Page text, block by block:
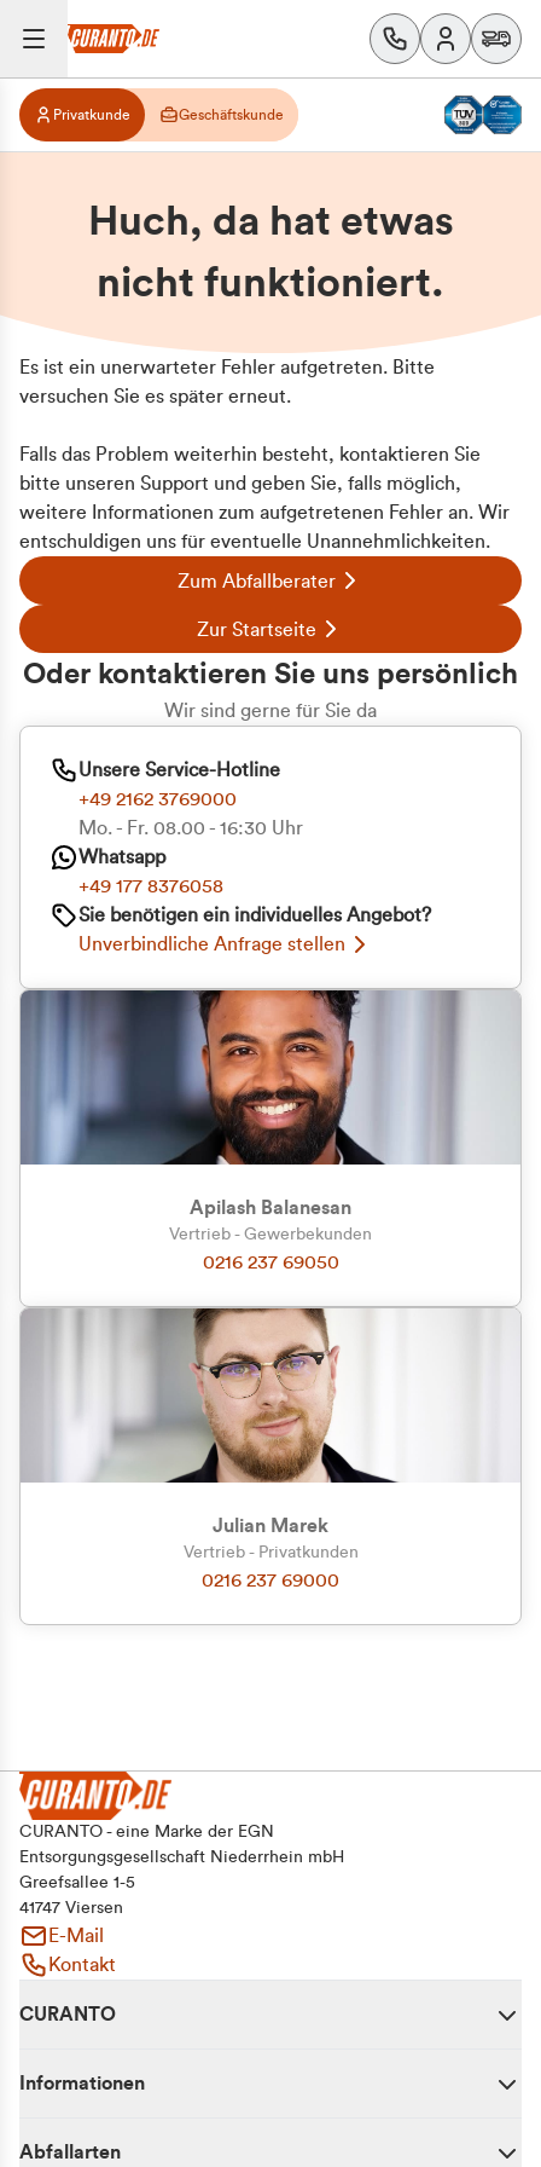
Privatkunde Geschäftskunde
Huch, da hat etwas
nicht funktioniert.
Es ist ein unerwarteter Fehler aufgetreten. Bitte
versuchen Sie es später erneut.
Falls das Problem weiterhin besteht, kontaktieren Sie
bitte unseren Support und geben Sie, falls möglich,
weitere Informationen zum aufgetretenen Fehler an. Wir
entschuldigen uns für eventuelle Unannehmlichkeiten.
Zum Abfallberater
Zur Startseite
Oder kontaktieren Sie uns persönlich
Wir sind gerne für Sie da
Unsere Service-Hotline
+49 2162 3769000
Mo. - Fr. 08.00 - 16:30 Uhr
Whatsapp
+49 177 8376058
Sie benötigen ein individuelles Angebot?
Unverbindliche Anfrage stellen
Apilash Balanesan
Vertrieb - Gewerbekunden
0216 237 69050
Julian Marek
Vertrieb - Privatkunden
0216 237 69000
CURANTO - eine Marke der EGN
Entsorgungsgesellschaft Niederrhein mbH
Greefsallee 1-5
41747 Viersen
E-Mail
Kontakt
CURANTO
Informationen
Abfallarten